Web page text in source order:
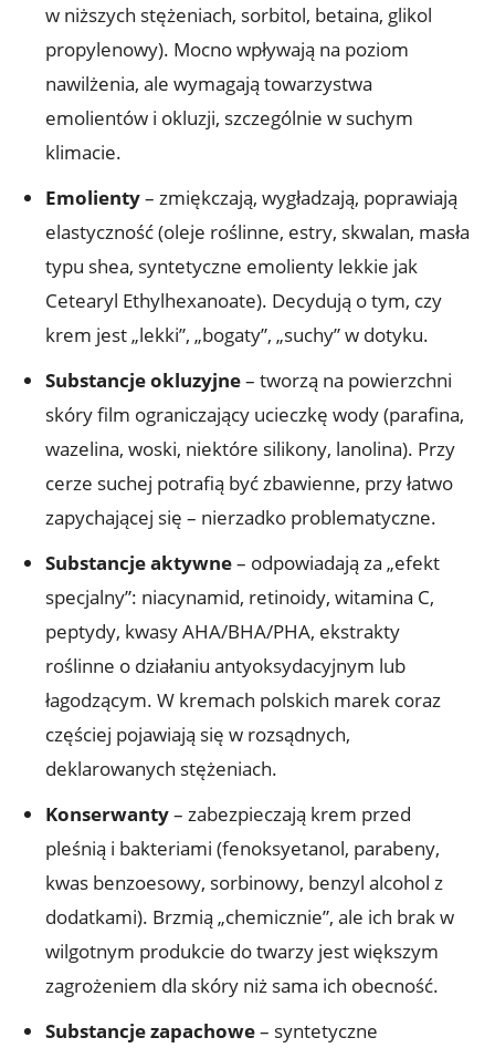
w niższych stężeniach, sorbitol, betaina, glikol
propylenowy). Mocno wpływają na poziom
nawilżenia, ale wymagają towarzystwa
emolientów i okluzji, szczególnie w suchym
klimacie.
Emolienty– zmiękczają, wygładzają, poprawiają
elastyczność (oleje roślinne, estry, skwalan, masła
typu shea, syntetyczne emolienty lekkie jak
Cetearyl Ethylhexanoate). Decydują o tym, czy
krem jest „lekki”, „bogaty”, „suchy” w dotyku.
Substancje okluzyjne– tworzą na powierzchni
skóry film ograniczający ucieczkę wody (parafina,
wazelina, woski, niektóre silikony, lanolina). Przy
cerze suchej potrafią być zbawienne, przy łatwo
zapychającej się – nierzadko problematyczne.
Substancje aktywne– odpowiadają za „efekt
specjalny”: niacynamid, retinoidy, witamina C,
peptydy, kwasy AHA/BHA/PHA, ekstrakty
roślinne o działaniu antyoksydacyjnym lub
łagodzącym. W kremach polskich marek coraz
częściej pojawiają się w rozsądnych,
deklarowanych stężeniach.
Konserwanty– zabezpieczają krem przed
pleśnią i bakteriami (fenoksyetanol, parabeny,
kwas benzoesowy, sorbinowy, benzyl alcohol z
dodatkami). Brzmią „chemicznie”, ale ich brak w
wilgotnym produkcie do twarzy jest większym
zagrożeniem dla skóry niż sama ich obecność.
Substancje zapachowe– syntetyczne